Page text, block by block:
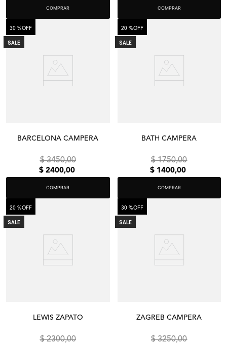
COMPRAR COMPRAR
BARCELONA CAMPERA
SALE
30 %OFF
$ 3450,00
$ 2400,00
COMPRAR
BATH CAMPERA
SALE
20 %OFF
$ 1750,00
$ 1400,00
COMPRAR
LEWIS ZAPATO
SALE
20 %OFF
$ 2300,00
ZAGREB CAMPERA
SALE
30 %OFF
$ 3250,00